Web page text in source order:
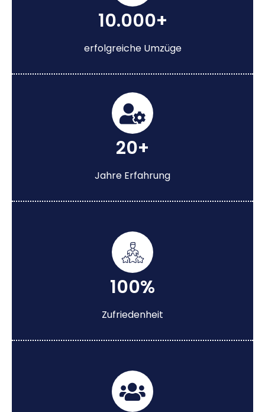
10.000+
erfolgreiche Umzüge
20+
Jahre Erfahrung
100%
Zufriedenheit